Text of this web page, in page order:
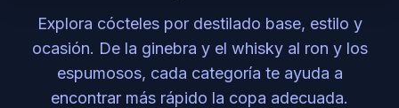
Explora cócteles por destilado base, estilo y
ocasión. De la ginebra y el whisky al ron y los
espumosos, cada categoría te ayuda a
encontrar más rápido la copa adecuada.